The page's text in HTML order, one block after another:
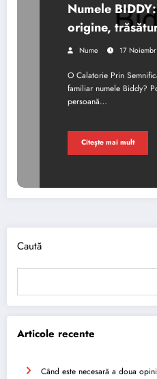
Numele
origine,
Nume 17
O Calatorie Prin
familiar numele Biddy?
persoană…
Citește mai mult
Caută
Articole recente
Când este necesară a doua